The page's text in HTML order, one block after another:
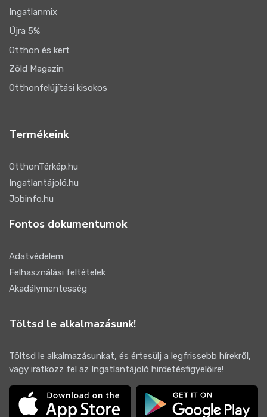
Ingatlanmix
Újra 5%
Otthon és kert
Zöld Magazin
Otthonfelújítási kisokos
Termékeink
OtthonTérkép.hu
Ingatlantájoló.hu
Jobinfo.hu
Fontos dokumentumok
Adatvédelem
Felhasználási feltételek
Akadálymentesség
Töltsd le alkalmazásunk!
Töltsd le alkalmazásunkat, és értesülj a legfrissebb hírekről,
vagy iratkozz fel az Ingatlantájoló hirdetésfigyelőire!